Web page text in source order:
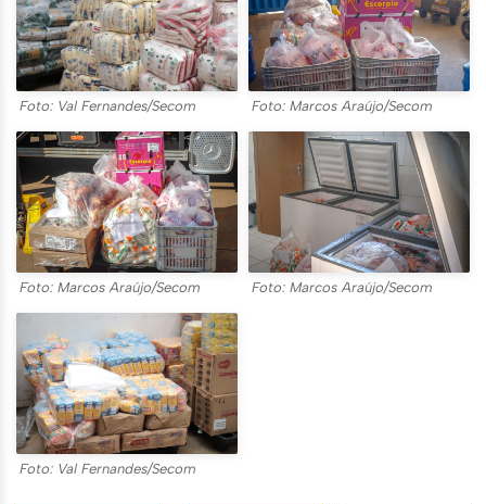
Foto: Val Fernandes/Secom Foto: Marcos Araújo/Secom
Foto: Marcos Araújo/Secom Foto: Marcos Araújo/Secom
Foto: Val Fernandes/Secom